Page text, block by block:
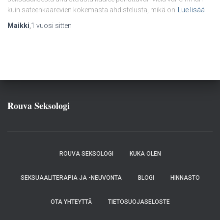
kuin sateenkaarevien kokemasta ahdistelusta, mikä on
Lue lisää
Maikki 1 vuosi sitten
Rouva Seksologi
ROUVA SEKSOLOGI KUKA OLEN
SEKSUAALITERAPIA JA -NEUVONTA BLOGI HINNASTO
OTA YHTEYTTÄ TIETOSUOJASELOSTE